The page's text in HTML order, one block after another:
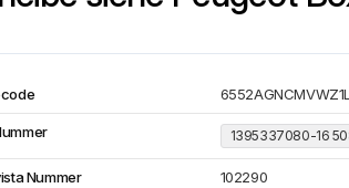
1395337080-16
Nummer 102290